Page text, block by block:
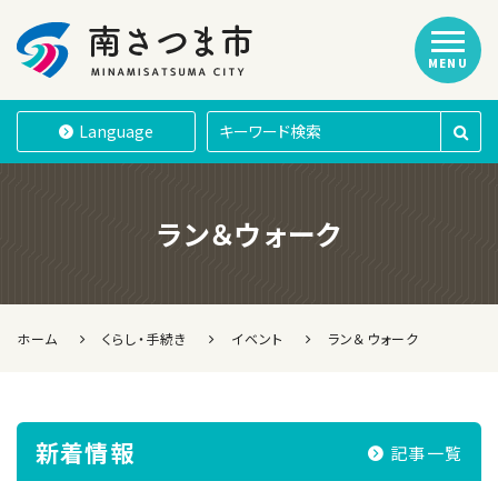
南さつま市
Language
MENU
ラン＆ウォーク
ホーム くらし・手続き イベント ラン＆ウォーク
新着情報 記事一覧